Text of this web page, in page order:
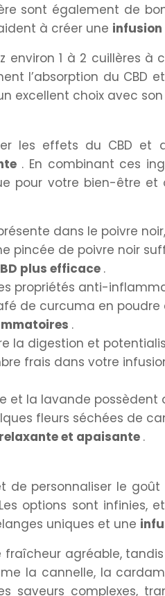
sont également de
à créer une infusion
environ 1 à 2 cuillères à
l’absorption du CBD
excellent choix avec son
les effets du CBD et
. En combinant ces
pour votre bien-être et
dans le poivre
pincée de poivre noir
plus efficace .
propriétés anti-
de curcuma en
.
la digestion et
frais dans votre
et la lavande possèdent
fleurs séchées de
et apaisante .
de personnaliser le
options sont infinies,
uniques et une
agréable,
la cannelle, la
saveurs complexes,